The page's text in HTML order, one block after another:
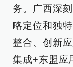
务。广西深
略定位和独
整合、创新
集成+东盟应